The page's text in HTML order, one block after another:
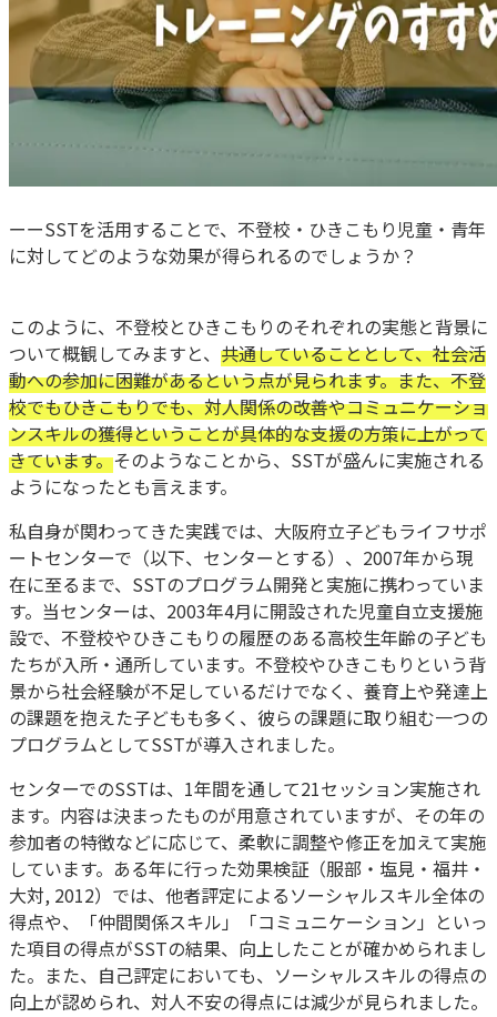
ーーSSTを活用することで、不登校・ひきこもり児童・青年
に対してどのような効果が得られるのでしょうか？
このように、不登校とひきこもりのそれぞれの実態と背景に
ついて概観してみますと、 共通していることとして、社会活
動への参加に困難があるという点が見られます。また、不登
校でもひきこもりでも、対人関係の改善やコミュニケーショ
ンスキルの獲得ということが具体的な支援の方策に上がって
きています。そのようなことから、SSTが盛んに実施される
ようになったとも言えます。
私自身が関わってきた実践では、大阪府立子どもライフサポ
ートセンターで（以下、センターとする）、2007年から現
在に至るまで、SSTのプログラム開発と実施に携わっていま
す。当センターは、2003年4月に開設された児童自立支援施
設で、不登校やひきこもりの履歴のある高校生年齢の子ども
たちが入所・通所しています。不登校やひきこもりという背
景から社会経験が不足しているだけでなく、養育上や発達上
の課題を抱えた子どもも多く、彼らの課題に取り組む一つの
プログラムとしてSSTが導入されました。
センターでのSSTは、1年間を通して21セッション実施され
ます。内容は決まったものが用意されていますが、その年の
参加者の特徴などに応じて、柔軟に調整や修正を加えて実施
しています。ある年に行った効果検証（服部・塩見・福井・
大対, 2012）では、他者評定によるソーシャルスキル全体の
得点や、「仲間関係スキル」「コミュニケーション」といっ
た項目の得点がSSTの結果、向上したことが確かめられまし
た。また、自己評定においても、ソーシャルスキルの得点の
向上が認められ、対人不安の得点には減少が見られました。